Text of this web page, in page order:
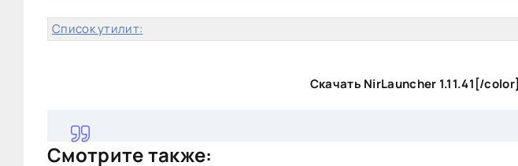
Список утилит:
Скачать NirLauncher 1.11.41[/color]
Смотрите также: